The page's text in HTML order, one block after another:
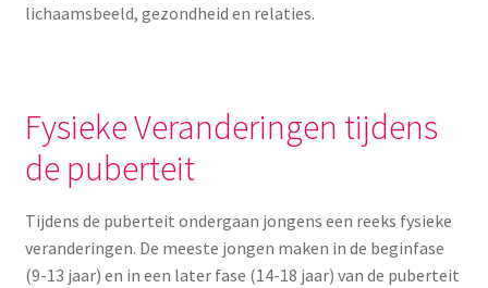
Stimulatie, vibrators
Wasbaar maandverband
Oefenbroekjes – zindelijkheidstraining
lichaamsbeeld, gezondheid en relaties.
Fysieke Veranderingen tijdens
de puberteit
Tijdens de puberteit ondergaan jongens een reeks fysieke
veranderingen. De meeste jongen maken in de beginfase
(9-13 jaar) en in een later fase (14-18 jaar) van de puberteit